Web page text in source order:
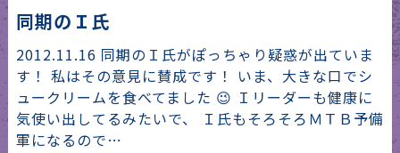
同期のＩ氏
2012.11.16 同期のＩ氏がぽっちゃり疑惑が出ていま
す！ 私はその意見に賛成です！ いま、大きな口でシ
ュークリームを食べてました 😉 Ｉリーダーも健康に
気使い出してるみたいで、 Ｉ氏もそろそろＭＴＢ予備
軍になるので…